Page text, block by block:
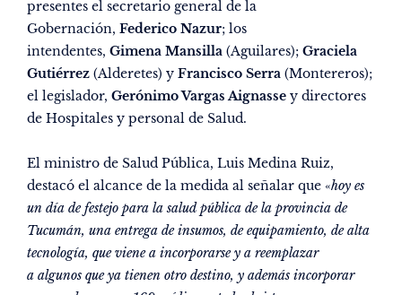
presentes el secretario general de la
Gobernación, Federico Nazur; los
intendentes, Gimena Mansilla (Aguilares); Graciela
Gutiérrez (Alderetes) y Francisco Serra (Montereros);
el legislador, Gerónimo Vargas Aignasse y directores
de Hospitales y personal de Salud.
El ministro de Salud Pública, Luis Medina Ruiz,
destacó el alcance de la medida al señalar que «hoy es
un día de festejo para la salud pública de la provincia de
Tucumán, una entrega de insumos, de equipamiento, de alta
tecnología, que viene a incorporarse y a reemplazar
a algunos que ya tienen otro destino, y además incorporar